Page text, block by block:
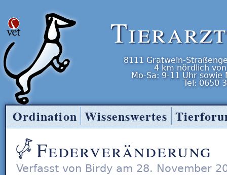
8111 Gratwein-
4 km nördlich
Mo-Sa: 9-11 Uhr sowie
Tel: 0650
Federveränderung
Verfasst von Birdy am 28. November
Tierarzt Entner
Ordination Wissenswertes